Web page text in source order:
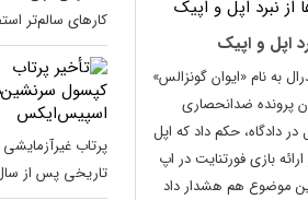
اپل و اپیک
به نام «ایوان گونزالس»
پرونده ضد‌انحصاری
دادگاه، حکم داد که اپل
بازی فورتنایت در اپ
موضوع هم هشدار داد
کارهای سالم‌تر
پرتاب
تاریخی پس از